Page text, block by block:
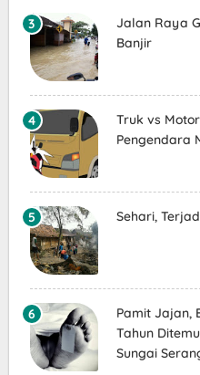
Jalan Raya
Banjir
Truk vs
Pengendara
Sehari,
Pamit Jajan,
Tahun
Sungai